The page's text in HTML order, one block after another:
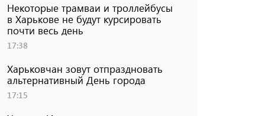
Некоторые трамваи и троллейбусы
в Харькове не будут курсировать
почти весь день
17:38
Харьковчан зовут отпраздновать
альтернативный День города
17:15